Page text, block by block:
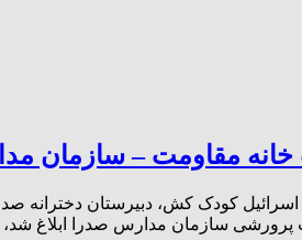
خانه مقاومت – سازمان
کودک کش، دبیرستان دخترانه
پرورشی سازمان مدارس صدرا ابلاغ